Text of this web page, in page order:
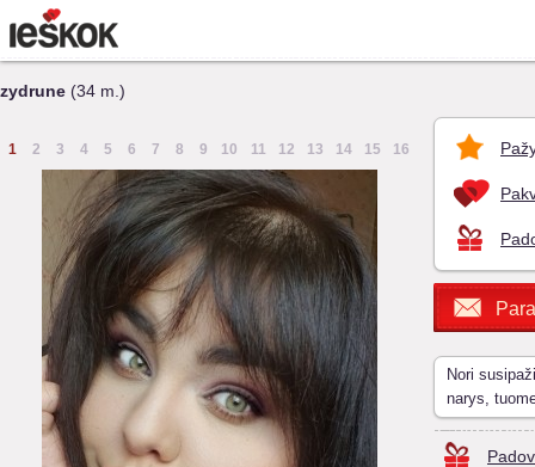
zydrune (34 m.)
1 2 3 4 5 6 7 8 9 10 11 12 13 14 15 16
Nori
narys,